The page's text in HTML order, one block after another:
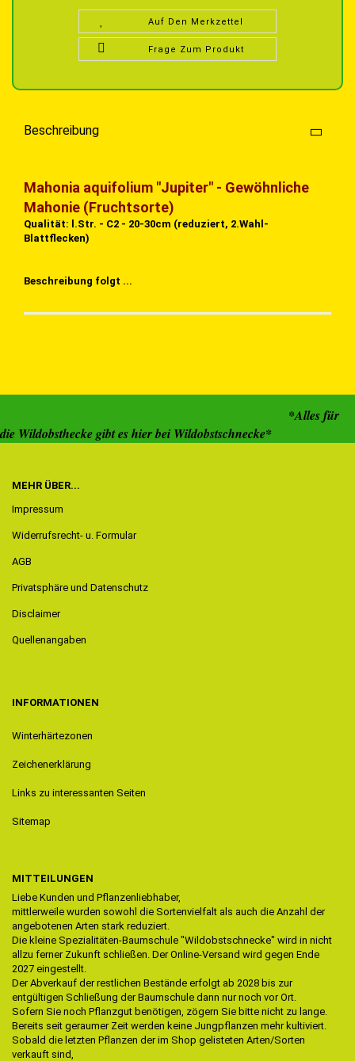
Auf Den Merkzettel
Frage Zum Produkt
Beschreibung
Mahonia aquifolium "Jupiter" - Gewöhnliche
Mahonie (Fruchtsorte)
Qualität: l.Str. - C2 - 20-30cm (reduziert, 2.Wahl-
Blattflecken)
Beschreibung folgt ...
*Alles für
die Wildobsthecke gibt es hier bei Wildobstschnecke*
MEHR ÜBER...
Impressum
Widerrufsrecht- u. Formular
AGB
Privatsphäre und Datenschutz
Disclaimer
Quellenangaben
INFORMATIONEN
Winterhärtezonen
Zeichenerklärung
Links zu interessanten Seiten
Sitemap
MITTEILUNGEN
Liebe Kunden und Pflanzenliebhaber,
mittlerweile wurden sowohl die Sortenvielfalt als auch die Anzahl der
angebotenen Arten stark reduziert.
Die kleine Spezialitäten-Baumschule "Wildobstschnecke" wird in nicht
allzu ferner Zukunft schließen. Der Online-Versand wird gegen Ende
2027 eingestellt.
Der Abverkauf der restlichen Bestände erfolgt ab 2028 bis zur
entgültigen Schließung der Baumschule dann nur noch vor Ort.
Sofern Sie noch Pflanzgut benötigen, zögern Sie bitte nicht zu lange.
Bereits seit geraumer Zeit werden keine Jungpflanzen mehr kultiviert.
Sobald die letzten Pflanzen der im Shop gelisteten Arten/Sorten
verkauft sind,